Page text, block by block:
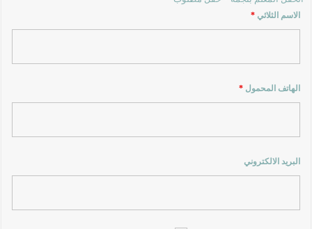
الاسم الثلاثي*
الهاتف المحمول*
البريد الالكتروني